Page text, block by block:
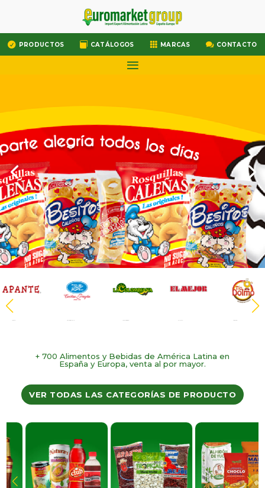
 PRODUCTOS  CATÁLOGOS  MARCAS  CONTACTO
+ 700 Alimentos y Bebidas de América Latina en
España y Europa, venta al por mayor.
VER TODAS LAS CATEGORÍAS DE PRODUCTO